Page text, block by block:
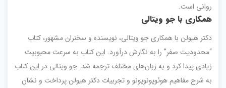
روانی است.
همکاری با جو ویتالی
دکتر هیولن با همکاری جو ویتالی، نویسنده و سخنران مشهور، کتاب
“محدودیت صفر” را به نگارش درآورد. این کتاب به سرعت محبوبیت
زیادی پیدا کرد و به زبان‌های مختلف ترجمه شد. جو ویتالی در این کتاب
به شرح مفاهیم هوئوپونوپونو و تجربیات دکتر هیولن پرداخت و نشان